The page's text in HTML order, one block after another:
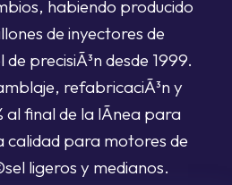
habiendo producido
de inyectores de
precisiÃ³n desde 1999.
refabricaciÃ³n y
al final de la lÃ­nea para
calidad para motores de
ligeros y medianos.